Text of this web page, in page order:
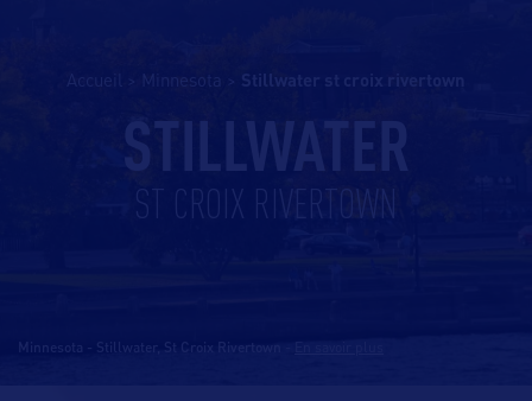
Minnesota stillwater st croix rivertown
STILLWATER
ST CROIX RIVERTOWN